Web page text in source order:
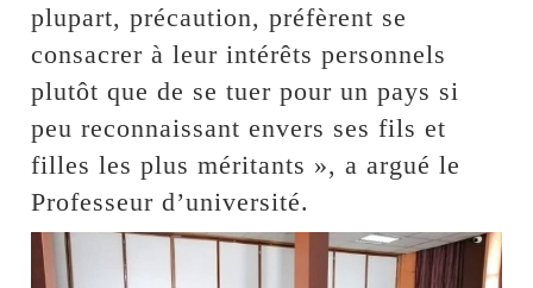
plupart, précaution, préfèrent se
consacrer à leur intérêts personnels
plutôt que de se tuer pour un pays si
peu reconnaissant envers ses fils et
filles les plus méritants », a argué le
Professeur d’université.